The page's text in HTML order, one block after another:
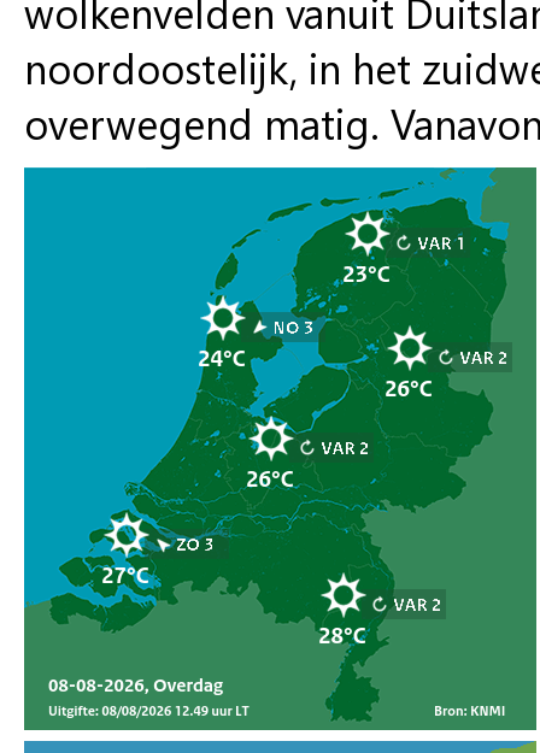
wolkenvelden vanuit
noordoostelijk, in het
overwegend matig.